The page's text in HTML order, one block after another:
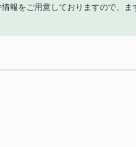
報をご用意しておりますので、ま